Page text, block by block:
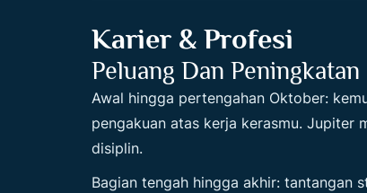
Karier & Profesi
Peluang Dan Peningkatan
Awal hingga pertengahan Oktober:
pengakuan atas kerja kerasmu.
disiplin.
Bagian tengah hingga akhir: